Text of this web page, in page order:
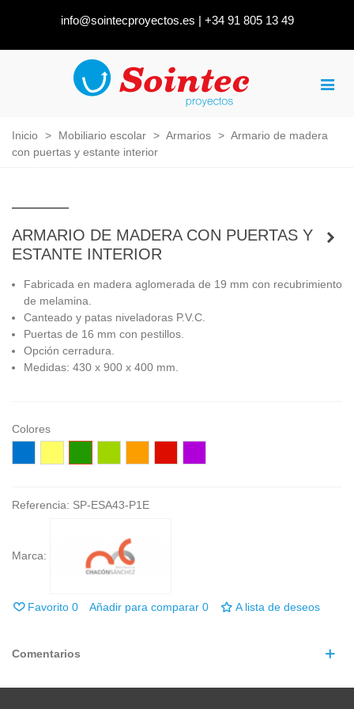
info@sointecproyectos.es | +34 91 805 13 49
Inicio > Mobiliario escolar > Armarios > Armario de madera
con puertas y estante interior
ARMARIO DE MADERA CON PUERTAS Y
ESTANTE INTERIOR
Fabricada en madera aglomerada de 19 mm con recubrimiento
de melamina.
Canteado y patas niveladoras P.V.C.
Puertas de 16 mm con pestillos.
Opción cerradura.
Medidas: 430 x 900 x 400 mm.
Colores
U525 U129 oscuroclaro U332 U321 U337
Referencia: SP-ESA43-P1E
Marca:
Favorito 0 Añadir para comparar 0 A lista de deseos
Comentarios